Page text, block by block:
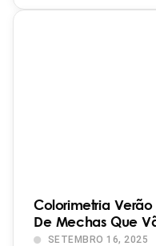
Colorimetria Verão
De Mechas Que
SETEMBRO 16, 2025